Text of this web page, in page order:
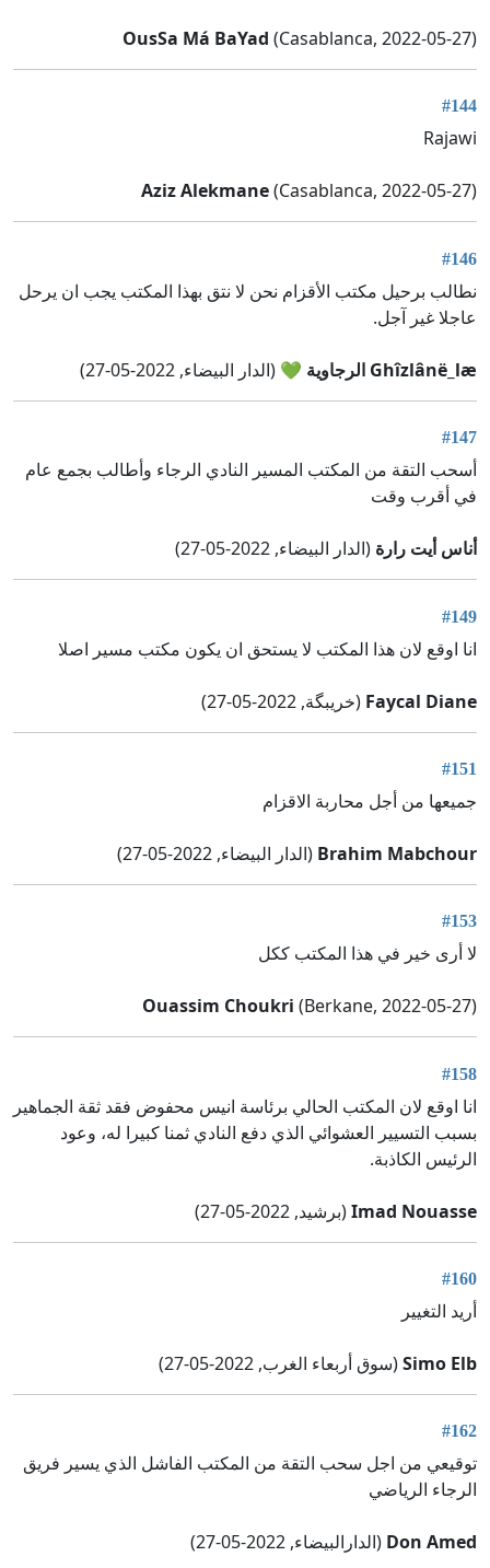
OusSa Má BaYad (Casablanca, 2022-05-27)
#144
Rajawi
Aziz Alekmane(Casablanca, 2022-05-27)
#146
نطالب برحيل مكتب الأقزام نحن لا نتق بهذا المكتب يجب ان يرحل
عاجلا غير آجل.
Ghîzlânë_læ الرجاوية 💚 (الدار البيضاء, 2022-05-27)
#147
أسحب التقة من المكتب المسير النادي الرجاء وأطالب بجمع عام
في أقرب وقت
أناس أيت رارة (الدار البيضاء, 2022-05-27)
#149
انا اوقع لان هذا المكتب لا يستحق ان يكون مكتب مسير اصلا
Faycal Diane (خريبگة, 2022-05-27)
#151
جميعها من أجل محاربة الاقزام
Brahim Mabchour (الدار البيضاء, 2022-05-27)
#153
لا أرى خير في هذا المكتب ككل
Ouassim Choukri (Berkane, 2022-05-27)
#158
انا اوقع لان المكتب الحالي برئاسة انيس محفوض فقد ثقة الجماهير
بسبب التسيير العشوائي الذي دفع النادي ثمنا كبيرا له، وعود
الرئيس الكاذبة.
Imad Nouasse(برشيد, 2022-05-27)
#160
أريد التغيير
Simo Elb(سوق أربعاء الغرب, 2022-05-27)
#162
توقيعي من اجل سحب التقة من المكتب الفاشل الذي يسير فريق
الرجاء الرياضي
Don Amed (الدارالبيضاء, 2022-05-27)